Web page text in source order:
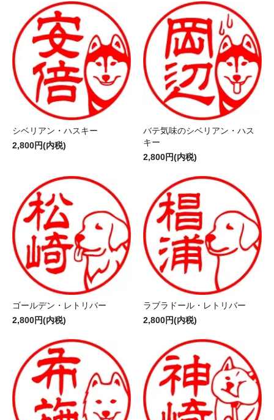
シベリアン・ハスキー
2,800円(内税)
バテ気味のシベリアン・ハス
キー
2,800円(内税)
ゴールデン・レトリバー
2,800円(内税)
ラブラドール・レトリバー
2,800円(内税)